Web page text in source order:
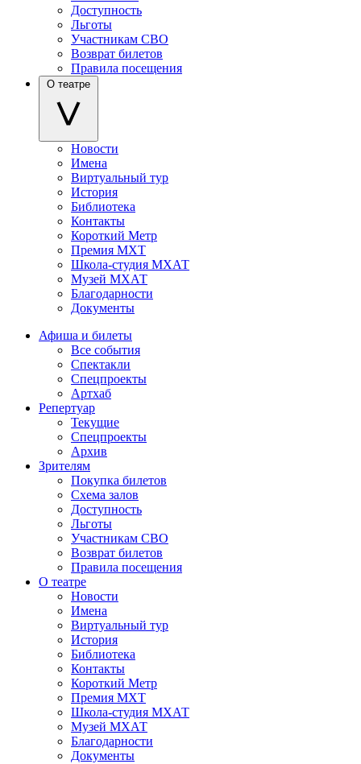
Доступность
Льготы
Участникам СВО
Возврат билетов
Правила посещения
О театре
Новости
Имена
Виртуальный тур
История
Библиотека
Контакты
Короткий Метр
Премия МХТ
Школа-студия МХАТ
Музей МХАТ
Благодарности
Документы
Афиша и билеты
Все события
Спектакли
Спецпроекты
Артхаб
Репертуар
Текущие
Спецпроекты
Архив
Зрителям
Покупка билетов
Схема залов
Доступность
Льготы
Участникам СВО
Возврат билетов
Правила посещения
О театре
Новости
Имена
Виртуальный тур
История
Библиотека
Контакты
Короткий Метр
Премия МХТ
Школа-студия МХАТ
Музей МХАТ
Благодарности
Документы